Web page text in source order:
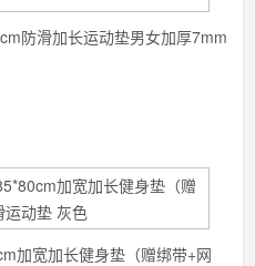
防滑加长运动垫男女加厚7mm
加宽加长健身垫（赠绑带+网